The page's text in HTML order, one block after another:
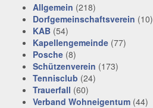
Allgemein (218)
Dorfgemeinschaftsverein (10)
KAB (54)
Kapellengemeinde (77)
Posche (8)
Schützenverein (173)
Tennisclub (24)
Trauerfall (60)
Verband Wohneigentum (44)